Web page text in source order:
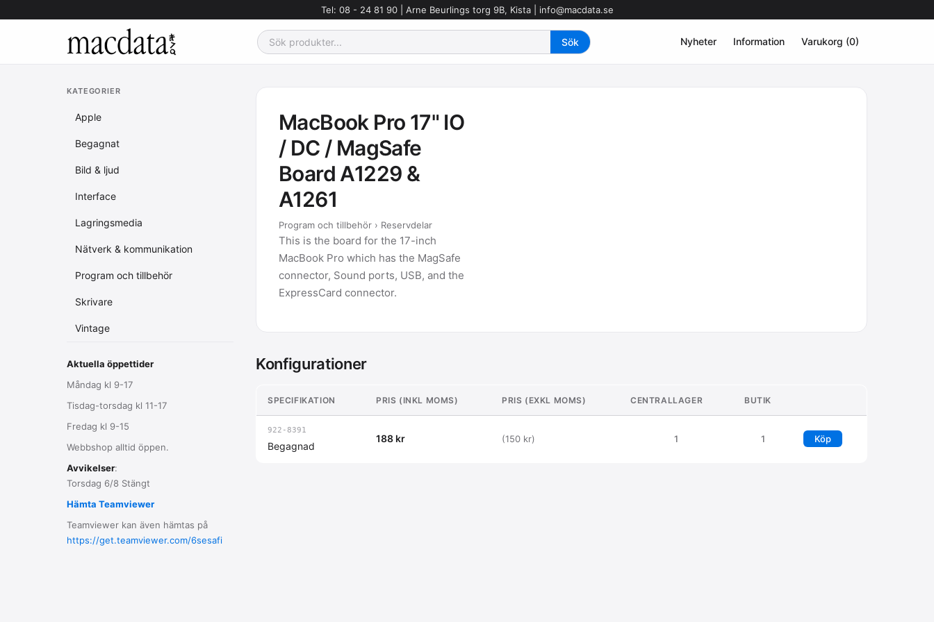
Tel: 08 - 24 81 90 | Arne Beurlings torg 9B, Kista | info@macdata.se
Nyheter Information Varukorg (0)
KATEGORIER
Apple
Begagnat
Bild & ljud
Interface
Lagringsmedia
Nätverk & kommunikation
Program och tillbehör
Skrivare
Vintage
Aktuella öppettider
Måndag kl 9-17
Tisdag-torsdag kl 11-17
Fredag kl 9-15
Webbshop alltid öppen.
Avvikelser:
Torsdag 6/8 Stängt
Hämta Teamviewer
Teamviewer kan även hämtas på
https://get.teamviewer.com/6sesafi
MacBook Pro 17" IO
/ DC / MagSafe
Board A1229 &
A1261
Program och tillbehör › Reservdelar
This is the board for the 17-inch
MacBook Pro which has the MagSafe
connector, Sound ports, USB, and the
ExpressCard connector.
Konfigurationer
SPECIFIKATION PRIS (INKL MOMS) PRIS (EXKL MOMS) CENTRALLAGER BUTIK
922-8391
Begagnad
188 kr (150 kr) 1 1 Köp